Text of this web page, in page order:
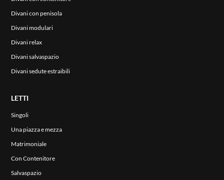
Divani con penisola
Divani modulari
Divani relax
Divani salvaspazio
Divani sedute estraibili
LETTI
Singoli
Una piazza e mezza
Matrimoniale
Con Contenitore
Salvaspazio